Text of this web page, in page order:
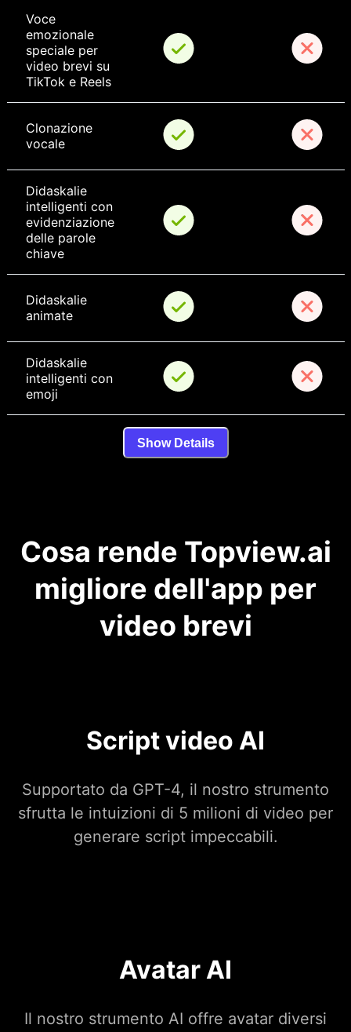
Voce
emozionale
speciale per
video brevi su
TikTok e Reels
Clonazione
vocale
Didaskalie
intelligenti con
evidenziazione
delle parole
chiave
Didaskalie
animate
Didaskalie
intelligenti con
emoji
Show Details
Cosa rende Topview.ai
migliore dell'app per
video brevi
Script video AI
Supportato da GPT-4, il nostro strumento
sfrutta le intuizioni di 5 milioni di video per
generare script impeccabili.
Avatar AI
Il nostro strumento AI offre avatar diversi